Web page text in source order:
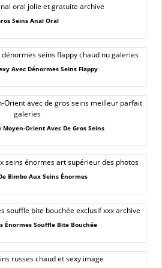
Seins Anal Oral
Avec Dénormes Seins Flappy
Moyen-Orient Avec De Gros Seins
Bimbo Aux Seins Énormes
Énormes Souffle Bite Bouchée